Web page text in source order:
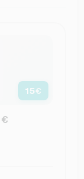
15€